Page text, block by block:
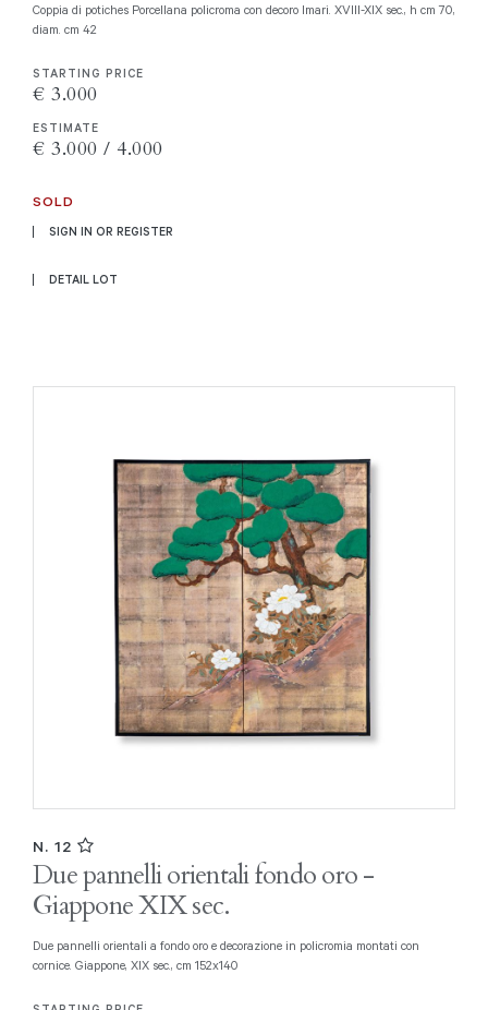
Coppia di potiches Porcellana policroma con decoro Imari. XVIII-XIX sec., h cm 70,
diam. cm 42
STARTING PRICE
€ 3.000
ESTIMATE
€ 3.000 / 4.000
SOLD
SIGN IN OR REGISTER
DETAIL LOT
N. 12
Due pannelli orientali fondo oro -
Giappone XIX sec.
Due pannelli orientali a fondo oro e decorazione in policromia montati con
cornice. Giappone, XIX sec., cm 152x140